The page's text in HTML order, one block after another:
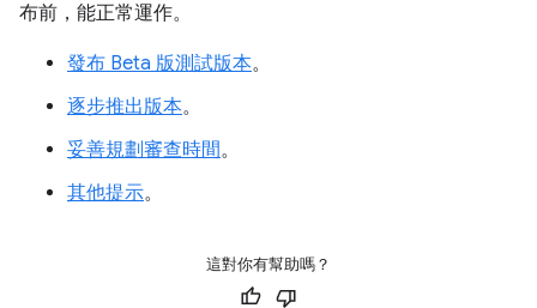
布前，能正常運作。
發布 Beta 版測試版本。
逐步推出版本。
妥善規劃審查時間。
其他提示。
這對你有幫助嗎？